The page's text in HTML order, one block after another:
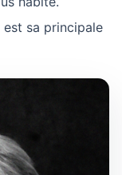
est sa principale